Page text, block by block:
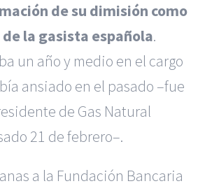
de su dimisión como
la gasista española.
un año y medio en el cargo
ansiado en el pasado –fue
de Gas Natural
21 de febrero–.
a la Fundación Bancaria